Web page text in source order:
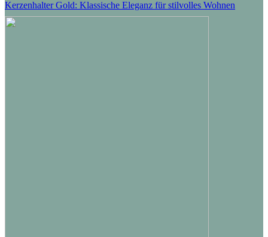
Kerzenhalter Gold: Klassische Eleganz für stilvolles Wohnen